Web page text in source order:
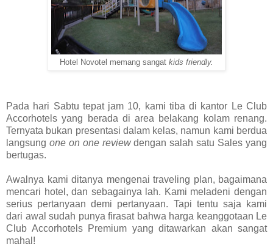
Hotel Novotel memang sangat kids friendly.
Pada hari Sabtu tepat jam 10, kami tiba di kantor Le Club
Accorhotels yang berada di area belakang kolam renang.
Ternyata bukan presentasi dalam kelas, namun kami berdua
langsung one on one reviewdengan salah satu Sales yang
bertugas.
Awalnya kami ditanya mengenai traveling plan, bagaimana
mencari hotel, dan sebagainya lah. Kami meladeni dengan
serius pertanyaan demi pertanyaan. Tapi tentu saja kami
dari awal sudah punya firasat bahwa harga keanggotaan Le
Club Accorhotels Premium yang ditawarkan akan sangat
mahal!